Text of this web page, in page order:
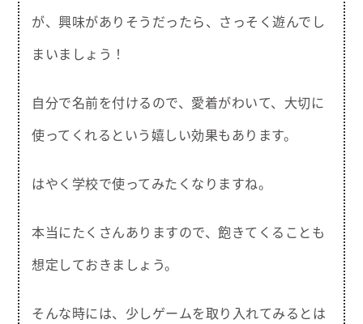
が、興味がありそうだったら、さっそく遊んでし
まいましょう！
自分で名前を付けるので、愛着がわいて、大切に
使ってくれるという嬉しい効果もあります。
はやく学校で使ってみたくなりますね。
本当にたくさんありますので、飽きてくることも
想定しておきましょう。
そんな時には、少しゲームを取り入れてみるとは